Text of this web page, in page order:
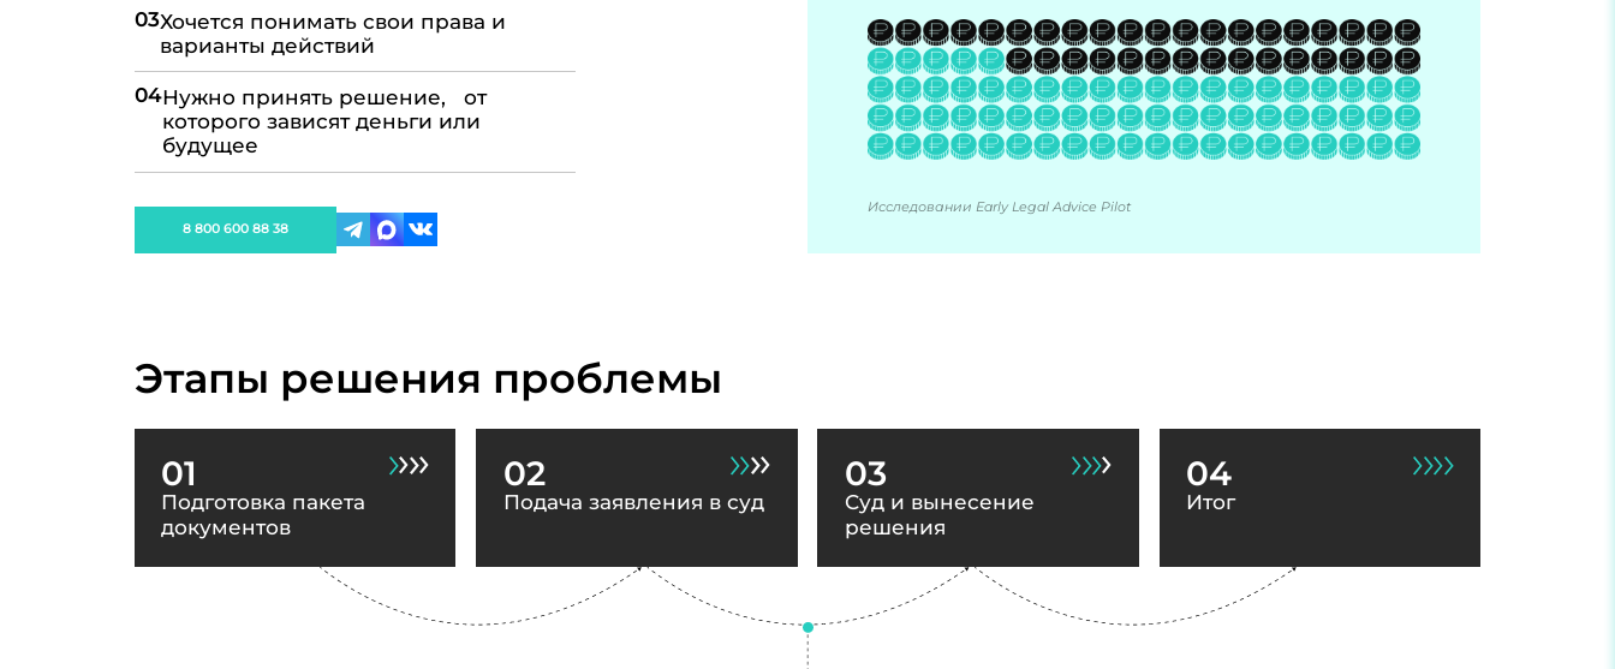
03Хочется понимать свои права и
варианты действий
04Нужно принять решение, от
которого зависят деньги или
будущее
8 800 600 88 38
Исследовании Early Legal Advice Pilot
Этапы решения проблемы
01
Подготовка пакета
документов
02
Подача заявления в суд
03
Суд и вынесение
решения
04
Итог